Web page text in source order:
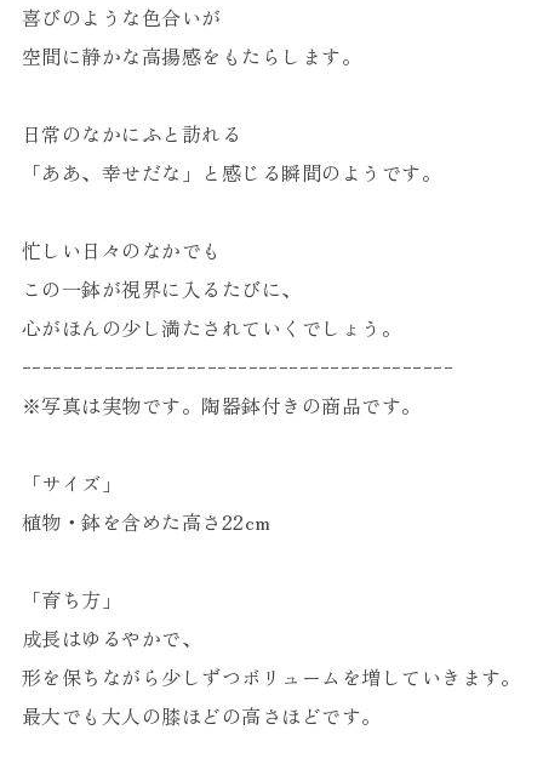
喜びのような色合いが
空間に静かな高揚感をもたらします。
日常のなかにふと訪れる
「ああ、幸せだな」と感じる瞬間のようです。
忙しい日々のなかでも
この一鉢が視界に入るたびに、
心がほんの少し満たされていくでしょう。
ｰｰｰｰｰｰｰｰｰｰｰｰｰｰｰｰｰｰｰｰｰｰｰｰｰｰｰｰｰｰｰｰｰｰｰｰｰｰｰｰｰｰ
※写真は実物です。陶器鉢付きの商品です。
「サイズ」
植物・鉢を含めた高さ22cm
「育ち方」
成長はゆるやかで、
形を保ちながら少しずつボリュームを増していきます。
最大でも大人の膝ほどの高さほどです。